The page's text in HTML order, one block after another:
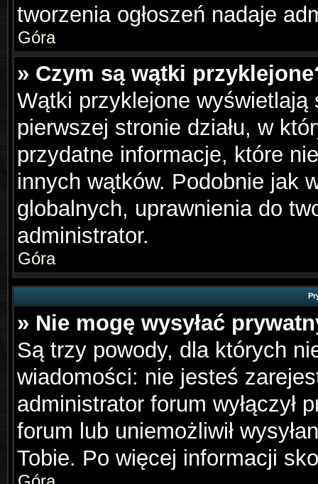
tworzenia ogłoszeń nadaje
Góra
» Czym są wątki
Wątki przyklejone wyświetlają
pierwszej stronie działu, w
przydatne informacje, które
innych wątków. Podobnie jak
globalnych, uprawnienia do
administrator.
Góra
» Nie mogę wysyłać
Są trzy powody, dla których
wiadomości: nie jesteś
administrator forum wyłączył
forum lub uniemożliwił
Tobie. Po więcej informacji